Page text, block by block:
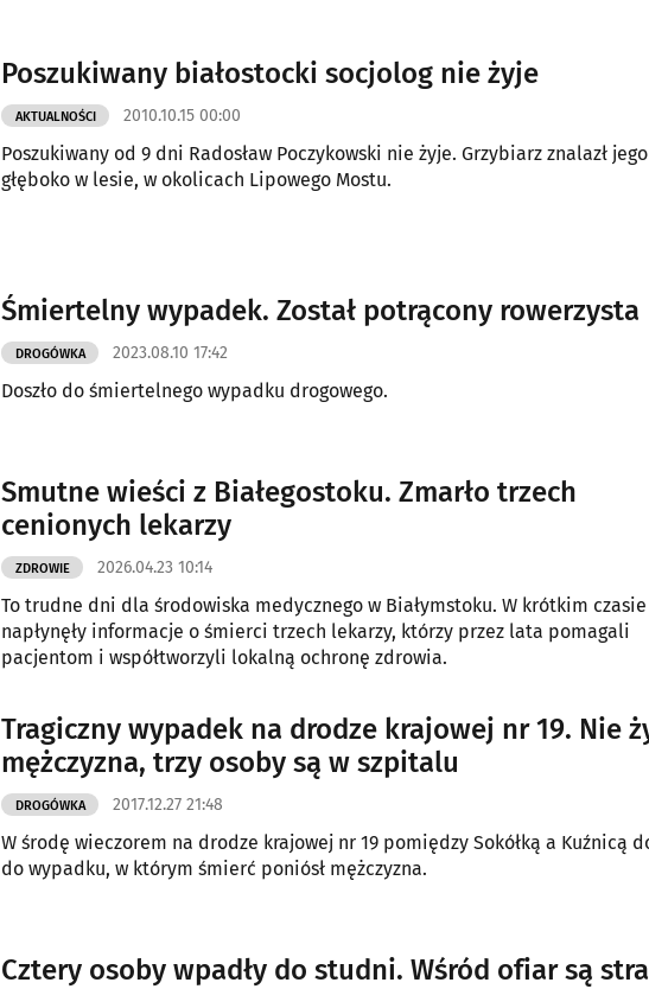
Poszukiwany białostocki socjolog nie żyje
AKTUALNOŚCI 2010.10.15 00:00
Poszukiwany od 9 dni Radosław Poczykowski nie żyje. Grzybiarz znalazł jego
głęboko w lesie, w okolicach Lipowego Mostu.
Śmiertelny wypadek. Został potrącony rowerzysta
DROGÓWKA 2023.08.10 17:42
Doszło do śmiertelnego wypadku drogowego.
Smutne wieści z Białegostoku. Zmarło trzech
cenionych lekarzy
ZDROWIE 2026.04.23 10:14
To trudne dni dla środowiska medycznego w Białymstoku. W krótkim czasie
napłynęły informacje o śmierci trzech lekarzy, którzy przez lata pomagali
pacjentom i współtworzyli lokalną ochronę zdrowia.
Tragiczny wypadek na drodze krajowej nr 19. Nie
mężczyzna, trzy osoby są w szpitalu
DROGÓWKA 2017.12.27 21:48
W środę wieczorem na drodze krajowej nr 19 pomiędzy Sokółką a Kuźnicą
do wypadku, w którym śmierć poniósł mężczyzna.
Cztery osoby wpadły do studni. Wśród ofiar są